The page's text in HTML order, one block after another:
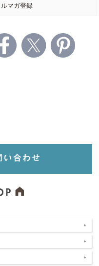
ルマガ登録